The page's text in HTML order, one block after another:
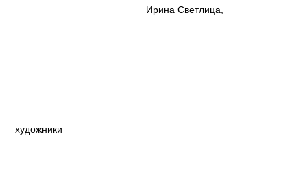
художники
Ирина Светлица,